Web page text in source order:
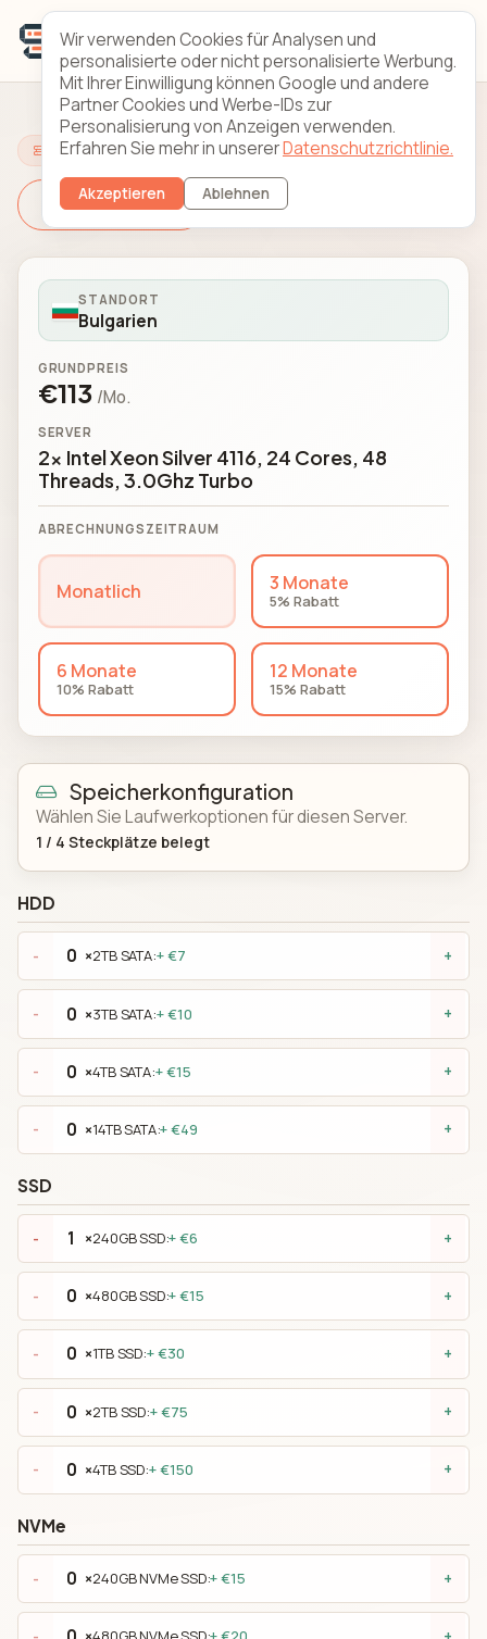
Server konfigurieren
Server wechseln
STANDORT
Bulgarien
SERVER
2x Intel Xeon Silver 4116, 24 Cores, 48
Threads, 3.0Ghz Turbo
GRUNDPREIS
€113 /Mo.
ABRECHNUNGSZEITRAUM
Monatlich 3 Monate
5% Rabatt
6 Monate
10% Rabatt
12 Monate
15% Rabatt
Speicherkonfiguration
Wählen Sie Laufwerkoptionen für diesen Server.
1 / 4 Steckplätze belegt
HDD
- ×2TB SATA:+ €7 +
- ×3TB SATA:+ €10 +
- ×4TB SATA:+ €15 +
- ×14TB SATA:+ €49 +
SSD
- ×240GB SSD:+ €6 +
- ×480GB SSD:+ €15 +
- ×1TB SSD:+ €30 +
- ×2TB SSD:+ €75 +
- ×4TB SSD:+ €150 +
NVMe
- ×240GB NVMe SSD:+ €15 +
Wir verwenden Cookies für Analysen und
personalisierte oder nicht personalisierte Werbung.
Mit Ihrer Einwilligung können Google und andere
Partner Cookies und Werbe-IDs zur
Personalisierung von Anzeigen verwenden.
Erfahren Sie mehr in unsererDatenschutzrichtlinie.
Akzeptieren Ablehnen